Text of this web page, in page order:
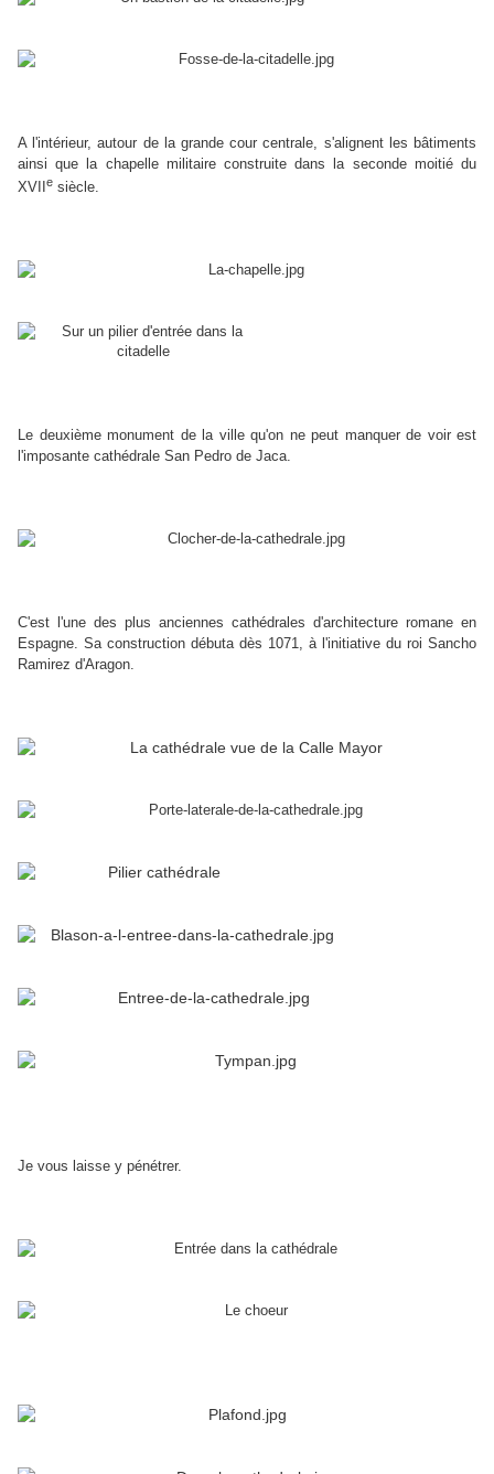
A l'intérieur, autour de la grande cour centrale, s'alignent les bâtiments
ainsi que la chapelle militaire construite dans la seconde moitié du
XVII
e siècle.
Le deuxième monument de la ville qu'on ne peut manquer de voir est
l'imposante cathédrale San Pedro de Jaca.
C'est l'une des plus anciennes cathédrales d'architecture romane en
Espagne. Sa construction débuta dès 1071, à l'initiative du roi Sancho
Ramirez d'Aragon.
Je vous laisse y pénétrer.